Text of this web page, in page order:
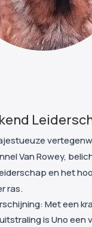
Van Rowey,
en het
ras.
Met een
is Uno een